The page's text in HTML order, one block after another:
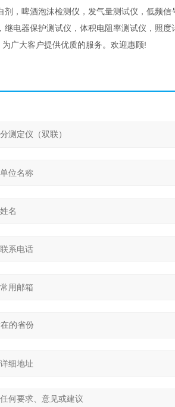
，啤酒泡沫检测仪，发气量测试仪，低频
继电器保护测试仪，体积电阻率测试仪，照
广大客户提供优质的服务。欢迎惠顾!